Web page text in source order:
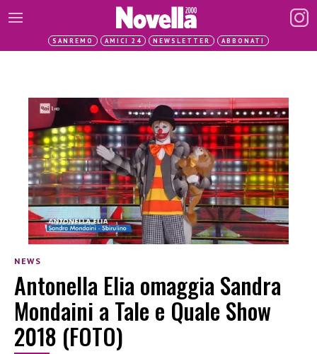
SANREMO AMICI 24 NEWSLETTER ABBONATI
NEWS
Antonella Elia omaggia Sandra
Mondaini a Tale e Quale Show
2018 (FOTO)